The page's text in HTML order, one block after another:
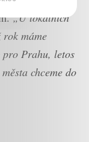
„U lokálních
máme
pro Prahu, letos
chceme do